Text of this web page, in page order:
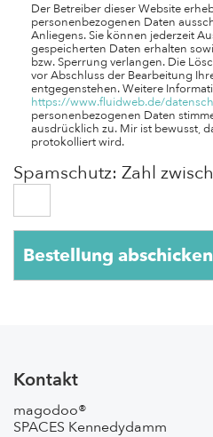
Der Betreiber dieser Website
personenbezogenen Daten
Anliegens. Sie können jederzeit
gespeicherten Daten erhalten
bzw. Sperrung verlangen. Die
vor Abschluss der Bearbeitung
entgegenstehen. Weitere
https://www.fluidweb.de/
personenbezogenen Daten
ausdrücklich zu. Mir ist bewusst,
protokolliert wird.
Spamschutz: Zahl
Kontakt
magodoo®
SPACES Kennedydamm